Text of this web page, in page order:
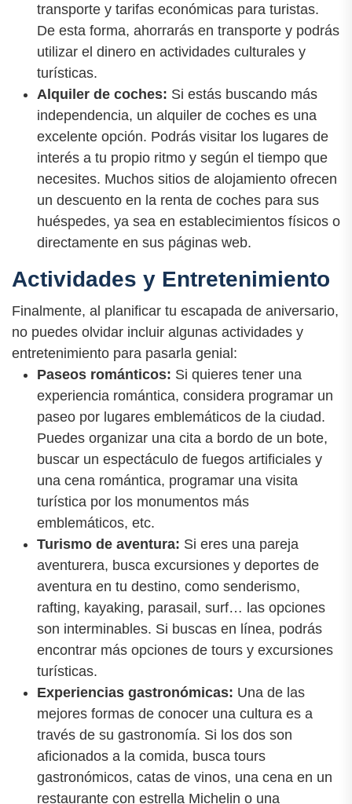
transporte y tarifas económicas para turistas.
De esta forma, ahorrarás en transporte y podrás
utilizar el dinero en actividades culturales y
turísticas.
Alquiler de coches: Si estás buscando más
independencia, un alquiler de coches es una
excelente opción. Podrás visitar los lugares de
interés a tu propio ritmo y según el tiempo que
necesites. Muchos sitios de alojamiento ofrecen
un descuento en la renta de coches para sus
huéspedes, ya sea en establecimientos físicos o
directamente en sus páginas web.
Actividades y Entretenimiento
Finalmente, al planificar tu escapada de aniversario,
no puedes olvidar incluir algunas actividades y
entretenimiento para pasarla genial:
Paseos románticos: Si quieres tener una
experiencia romántica, considera programar un
paseo por lugares emblemáticos de la ciudad.
Puedes organizar una cita a bordo de un bote,
buscar un espectáculo de fuegos artificiales y
una cena romántica, programar una visita
turística por los monumentos más
emblemáticos, etc.
Turismo de aventura: Si eres una pareja
aventurera, busca excursiones y deportes de
aventura en tu destino, como senderismo,
rafting, kayaking, parasail, surf… las opciones
son interminables. Si buscas en línea, podrás
encontrar más opciones de tours y excursiones
turísticas.
Experiencias gastronómicas: Una de las
mejores formas de conocer una cultura es a
través de su gastronomía. Si los dos son
aficionados a la comida, busca tours
gastronómicos, catas de vinos, una cena en un
restaurante con estrella Michelin o una